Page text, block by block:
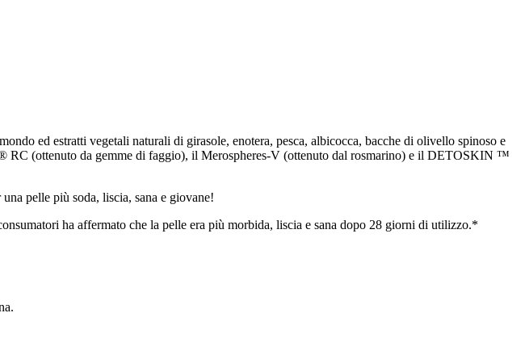
ed estratti vegetali naturali di girasole, enotera, pesca, albicocca, bacche di olivello spinoso e
RC (ottenuto da gemme di faggio), il Merospheres-V (ottenuto dal rosmarino) e il DETOSKIN ™
pelle più soda, liscia, sana e giovane!
ha affermato che la pelle era più morbida, liscia e sana dopo 28 giorni di utilizzo.*